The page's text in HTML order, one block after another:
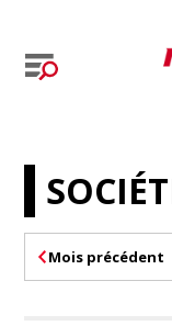
Mois précédent